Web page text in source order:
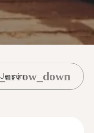
Jersón